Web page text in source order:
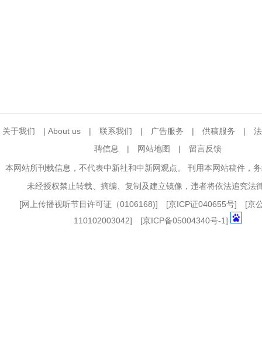
关于我们 | About us | 联系我们 | 广告服务 | 供稿服务 |
聘信息
| 网站地图 | 留言反馈
本网站所刊载信息，不代表中新社和中新网观点。 刊用本网站稿件，
未经授权禁止转载、摘编、复制及建立镜像，违者将依法追究法
[网上传播视听节目许可证（0106168)] [京ICP证040655号] [京
110102003042] [京ICP备05004340号-1]